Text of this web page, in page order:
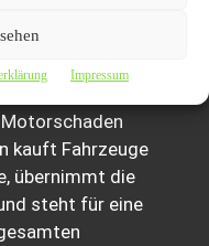
Impressum
gelingt mit
kauft Fahrzeuge
übernimmt die
steht für eine